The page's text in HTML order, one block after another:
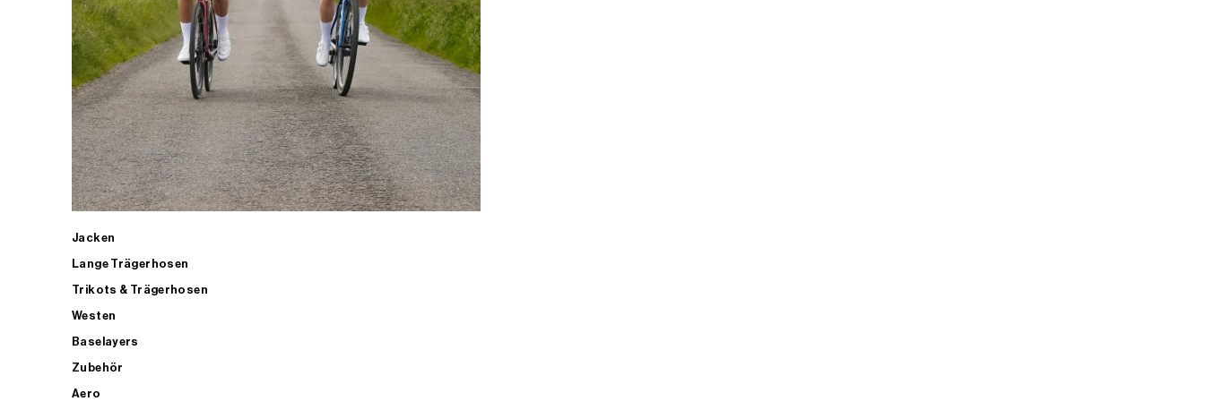
Jacken
Lange Trägerhosen
Trikots & Trägerhosen
Westen
Baselayers
Zubehör
Aero